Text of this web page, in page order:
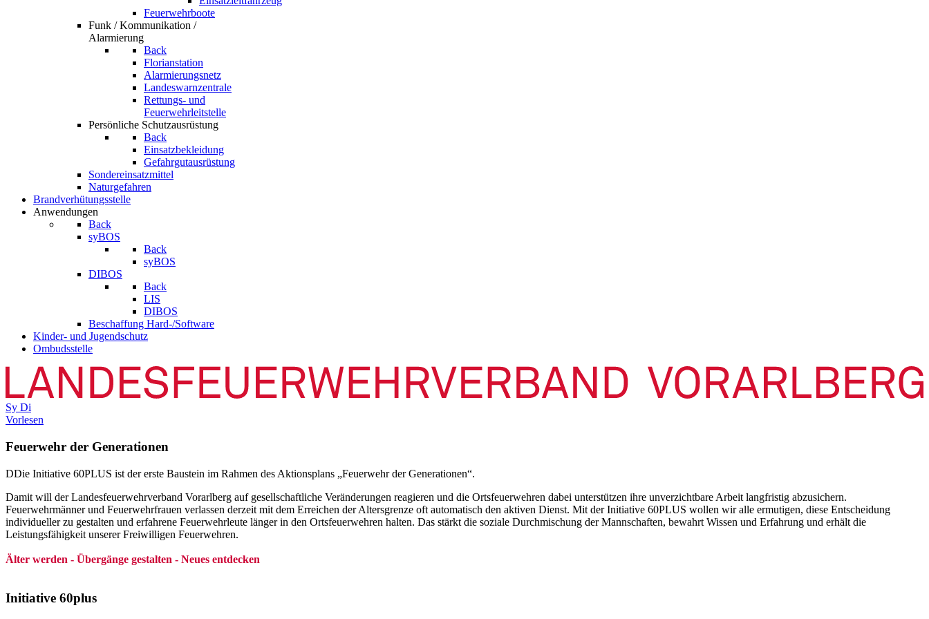
Feuerwehrboote
Funk / Kommunikation /
Alarmierung
Back
Florianstation
Alarmierungsnetz
Landeswarnzentrale
Rettungs- und
Feuerwehrleitstelle
Persönliche Schutzausrüstung
Back
Einsatzbekleidung
Gefahrgutausrüstung
Sondereinsatzmittel
Naturgefahren
Brandverhütungsstelle
Anwendungen
Back
syBOS
Back
syBOS
DIBOS
Back
LIS
DIBOS
Beschaffung Hard-/Software
Kinder- und Jugendschutz
Ombudsstelle
Sy Di
Vorlesen
Feuerwehr der Generationen
DDie Initiative 60PLUS ist der erste Baustein im Rahmen des Aktionsplans „Feuerwehr der Generationen“.
Damit will der Landesfeuerwehrverband Vorarlberg auf gesellschaftliche Veränderungen reagieren und die Ortsfeuerwehren dabei unterstützen ihre unverzichtbare Arbeit langfristig abzusichern.
Feuerwehrmänner und Feuerwehrfrauen verlassen derzeit mit dem Erreichen der Altersgrenze oft automatisch den aktiven Dienst. Mit der Initiative 60PLUS wollen wir alle ermutigen, diese Entscheidung
individueller zu gestalten und erfahrene Feuerwehrleute länger in den Ortsfeuerwehren halten. Das stärkt die soziale Durchmischung der Mannschaften, bewahrt Wissen und Erfahrung und erhält die
Leistungsfähigkeit unserer Freiwilligen Feuerwehren.
Älter werden - Übergänge gestalten - Neues entdecken
Initiative 60plus